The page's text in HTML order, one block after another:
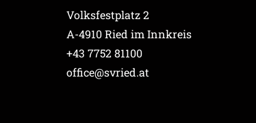
Volksfestplatz 2
A-4910 Ried im Innkreis
+43 7752 81100
office@svried.at